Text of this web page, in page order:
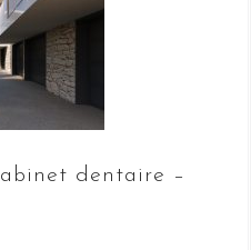
dentaire –